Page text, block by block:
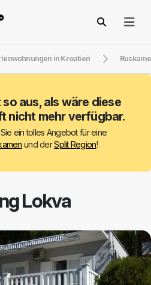
in Kroatien
so aus, als wäre diese
nicht mehr verfügbar.
ein tolles Angebot für eine
und derSplit Region!
Lokva